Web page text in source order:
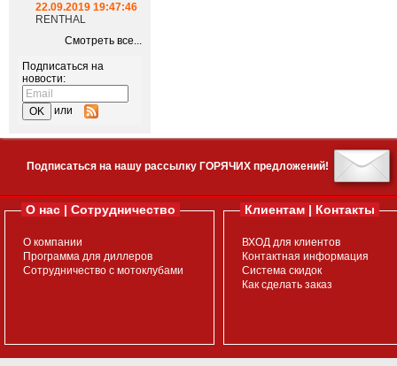
22.09.2019 19:47:46
RENTHAL
Смотреть все...
Подписаться на
новости:
или
Подписаться на нашу рассылку ГОРЯЧИХ предложений!
О нас | Сотрудничество
О компании
Программа для диллеров
Сотрудничество с мотоклубами
Клиентам | Контакты
ВХОД для клиентов
Контактная информация
Система скидок
Как сделать заказ